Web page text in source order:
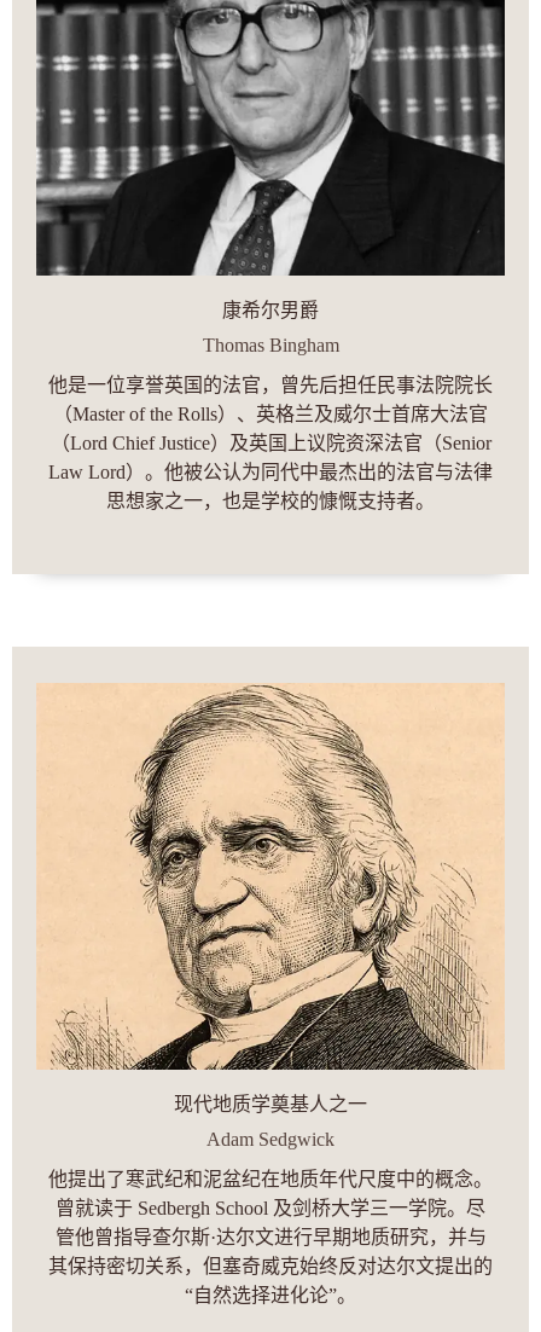
康希尔男爵
Thomas Bingham
他是一位享誉英国的法官，曾先后担任民事法院院长
（Master of the Rolls）、英格兰及威尔士首席大法官
（Lord Chief Justice）及英国上议院资深法官（Senior
Law Lord）。他被公认为同代中最杰出的法官与法律
思想家之一，也是学校的慷慨支持者。
现代地质学奠基人之一
Adam Sedgwick
他提出了寒武纪和泥盆纪在地质年代尺度中的概念。
曾就读于 Sedbergh School 及剑桥大学三一学院。尽
管他曾指导查尔斯·达尔文进行早期地质研究，并与
其保持密切关系，但塞奇威克始终反对达尔文提出的
“自然选择进化论”。